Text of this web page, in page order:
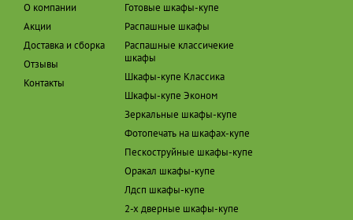
О компании
Акции
Доставка и сборка
Отзывы
Контакты
Готовые шкафы-купе
Распашные шкафы
Распашные классичекие
шкафы
Шкафы-купе Классика
Шкафы-купе Эконом
Зеркальные шкафы-купе
Фотопечать на шкафах-купе
Пескоструйные шкафы-купе
Оракал шкафы-купе
Лдсп шкафы-купе
2-х дверные шкафы-купе